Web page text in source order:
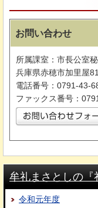
お問い合わせ
所属課室：市長公室
兵庫県赤穂市加里屋
電話番号：0791-43-
ファックス番号：
牟礼まさとしの『
令和元年度